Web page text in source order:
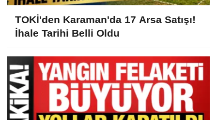
TOKİ'den Karaman'da 17 Arsa Satışı!
İhale Tarihi Belli Oldu